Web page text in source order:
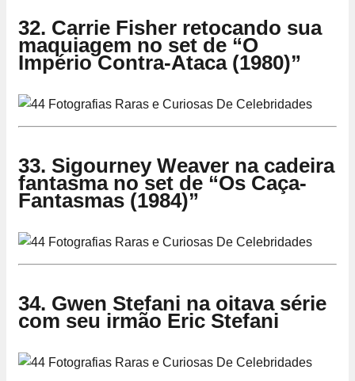
32. Carrie Fisher retocando sua
maquiagem no set de “O
Império Contra-Ataca (1980)”
33. Sigourney Weaver na cadeira
fantasma no set de “Os Caça-
Fantasmas (1984)”
34. Gwen Stefani na oitava série
com seu irmão Eric Stefani